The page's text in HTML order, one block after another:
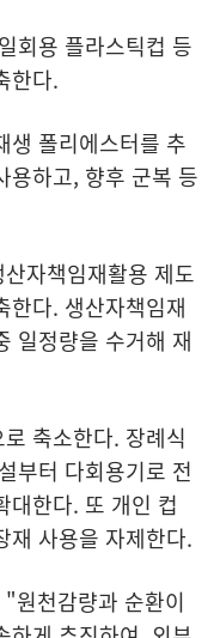
회용 플라스틱컵 등
한다.
생 폴리에스터를 추
용하고, 향후 군복 등
자책임재활용 제도
한다. 생산자책임재
일정량을 수거해 재
축소한다. 장례식
부터 다회용기로 전
대한다. 또 개인 컵
재 사용을 자제한다.
원천감량과 순환이